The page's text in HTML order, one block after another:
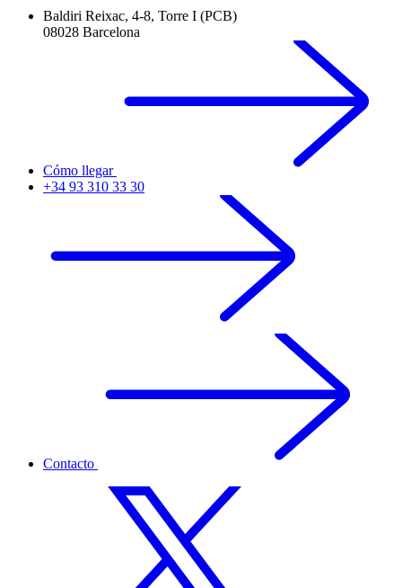
Baldiri Reixac, 4-8, Torre I (PCB)
08028 Barcelona
Cómo llegar
+34 93 310 33 30
Contacto